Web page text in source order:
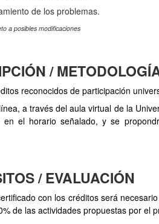
de los problemas.
a posibles modificaciones
/
reconocidos de participación
a través del aula virtual de la
el horario señalado, y se
/ EVALUACIÓN
con los créditos será
de las actividades propuestas por el